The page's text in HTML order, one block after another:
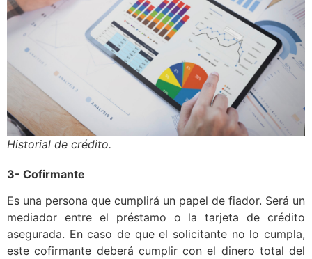
Historial de crédito.
3- Cofirmante
Es una persona que cumplirá un papel de fiador. Será un
mediador entre el préstamo o la tarjeta de crédito
asegurada. En caso de que el solicitante no lo cumpla,
este cofirmante deberá cumplir con el dinero total del